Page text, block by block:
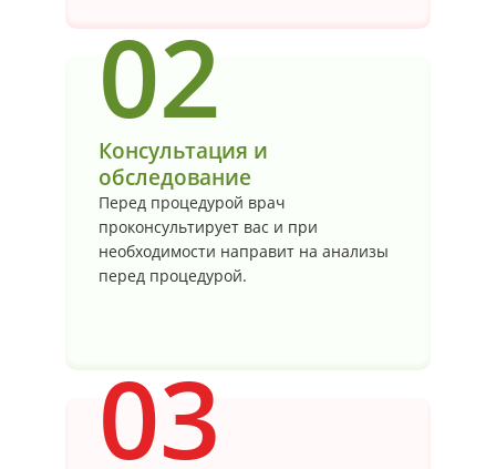
Консультация и
обследование
Перед процедурой врач
проконсультирует вас и при
необходимости направит на анализы
перед процедурой.
02
03